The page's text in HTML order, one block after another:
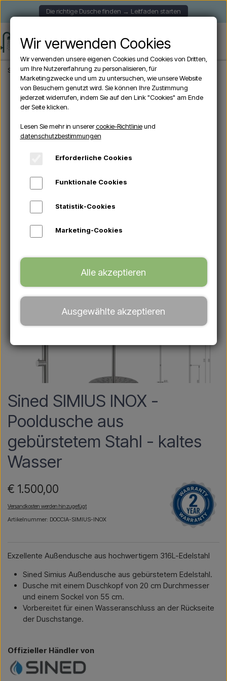
Die richtige Dusche finden → Leitfaden starten
Startseite Aussendusche Freistehende Duschen Sined SIMIUS INOX -
Sined SIMIUS INOX -
Pooldusche aus
gebürstetem Stahl - kaltes
Wasser
€ 1.500,00
Versandkosten werden hinzugefügt
Artikelnummer: DOCCIA-SIMIUS-INOX
Exzellente Außendusche aus hochwertigem 316L-Edelstahl
Sined Simius Außendusche aus gebürstetem Edelstahl.
Dusche mit einem Duschkopf von 20 cm Durchmesser
und einem Sockel von 55 cm.
Vorbereitet für einen Wasseranschluss an der Rückseite
der Duschstange.
Offizieller Händler von
Wir verwenden Cookies
Wir verwenden unsere eigenen Cookies und Cookies von Dritten,
um Ihre Nutzererfahrung zu personalisieren, für
Marketingzwecke und um zu untersuchen, wie unsere Website
von Besuchern genutzt wird. Sie können Ihre Zustimmung
jederzeit widerrufen, indem Sie auf den Link "Cookies" am Ende
der Seite klicken.
Lesen Sie mehr in unserercookie-Richtlinieund
datenschutzbestimmungen
Erforderliche Cookies
Funktionale Cookies
Statistik-Cookies
Marketing-Cookies
Alle akzeptieren
Ausgewählte akzeptieren